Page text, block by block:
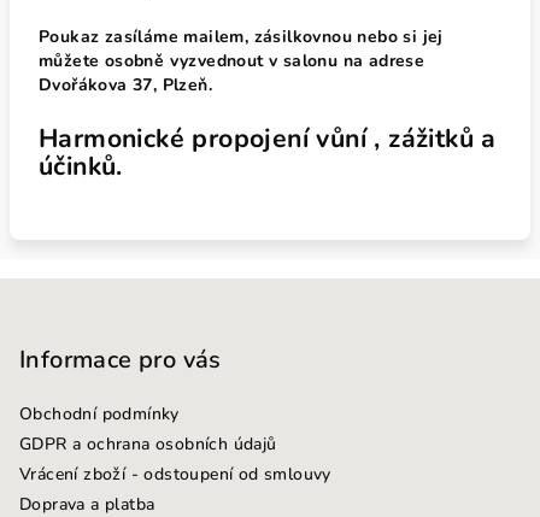
Poukaz zasíláme mailem, zásilkovnou nebo si jej
můžete osobně vyzvednout v salonu na adrese
Dvořákova 37, Plzeň.
Harmonické propojení vůní , zážitků a
účinků.
Informace pro vás
Obchodní podmínky
GDPR a ochrana osobních údajů
Vrácení zboží - odstoupení od smlouvy
Doprava a platba